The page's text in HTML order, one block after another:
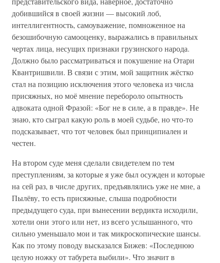
добившийся в своей жизни — высокий лоб,
интеллигентность, самоуважение, помноженное на
безошибочную самооценку, выражались в правильных
чертах лица, несущих признаки грузинского народа.
Должно было рассматриваться и покушение на Отари
Квантришвили. В связи с этим, мой защитник жёстко
стал на позицию исключения этого человека из числа
присяжных, но моё мнение перебороло опытность
адвоката одной Фразой: «Бог не в силе, а в правде». Не
знаю, кто сыграл какую роль в моей судьбе, но что-то
подсказывает, что тот человек был принципиален и
честен.
На втором суде меня сделали свидетелем по тем
преступлениям, за которые я уже был осужден и которые
на сей раз, в числе других, предъявлялись уже не мне, а
Пылёву, то есть присяжные, слыша подробности
предыдущего суда, при вынесении вердикта исходили,
хотели они этого или нет, из всего услышанного, что
сильно уменьшало мои и так микроскопические шансы.
Как по этому поводу высказался Бижев: «Последнюю
целую ножку от табурета выбили». Что значит в